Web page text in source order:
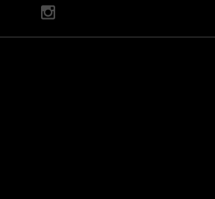
işlemlerinde ürün etiketinde
talimatlarını uygulamanız önerilir.
ferah kullanımı ve sade
tek dokunuşla yeniler.